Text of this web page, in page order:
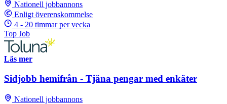
Nationell jobbannons
Enligt överenskommelse
4 - 20 timmar per vecka
Top Job
Läs mer
Sidjobb hemifrån - Tjäna pengar med enkäter
Nationell jobbannons